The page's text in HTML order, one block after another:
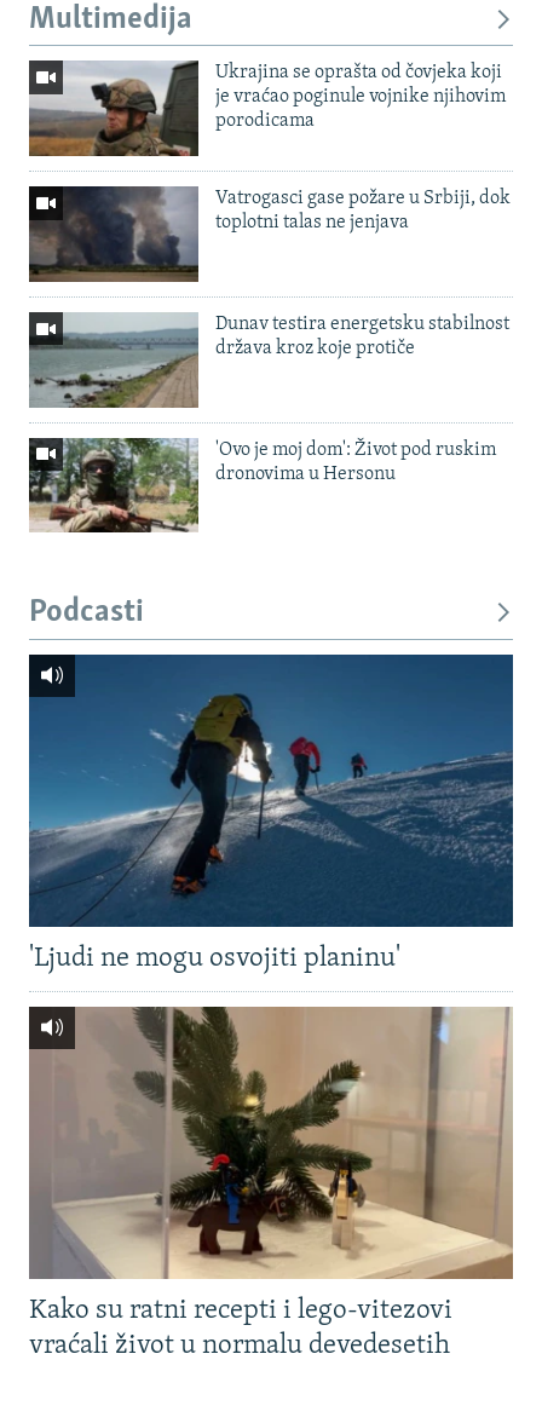
Multimedija
Ukrajina se oprašta od čovjeka koji
je vraćao poginule vojnike njihovim
porodicama
Vatrogasci gase požare u Srbiji, dok
toplotni talas ne jenjava
Dunav testira energetsku stabilnost
država kroz koje protiče
'Ovo je moj dom': Život pod ruskim
dronovima u Hersonu
Podcasti
'Ljudi ne mogu osvojiti planinu'
Kako su ratni recepti i lego-vitezovi
vraćali život u normalu devedesetih